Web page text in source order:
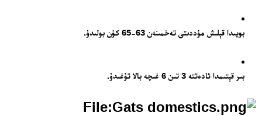
بويىدا قېلىش مۇددىتى تەخمىنەن 63-65 كۈن بولىدۇ.
بىر قېتىمدا ئادەتتە 3 تىن 6 غىچە بالا تۇغىدۇ.